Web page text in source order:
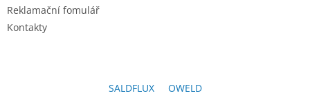
Reklamační fomulář
Kontakty
SALDFLUX OWELD